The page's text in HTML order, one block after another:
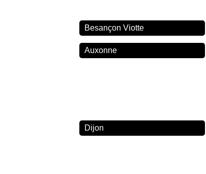
Besançon Viotte
Auxonne
Dijon